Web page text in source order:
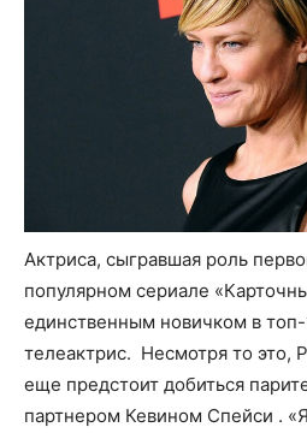
Актриса, сыгравшая роль
популярном сериале
единственным новичком в
телеактрис. Несмотря то это,
еще предстоит добиться
партнером Кевином Спейси .